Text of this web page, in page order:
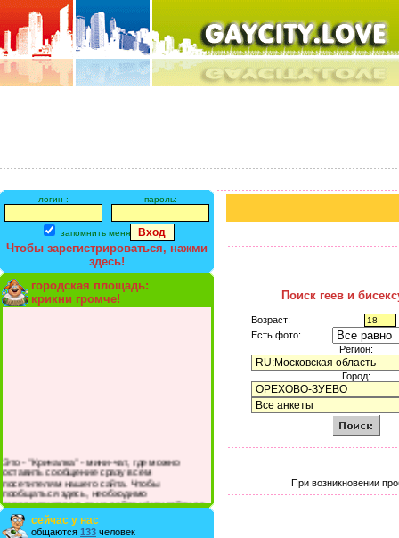
логин : пароль:
запомнить меня
Чтобы зарегистрироваться, нажми
здесь!
городская площадь:
крикни громче!
Это - "Кричалка" - мини-чат, где можно
оставить сообщение сразу всем
посетителям нашего сайта. Чтобы
пообщаться здесь, необходимо
зарегистрироваться на сайте и/или войти со
своими логином и паролем.
сейчас у нас
общаются 133 человек
Поиск геев и
Возраст:
Есть фото:
Регион:
Город:
При возникновении